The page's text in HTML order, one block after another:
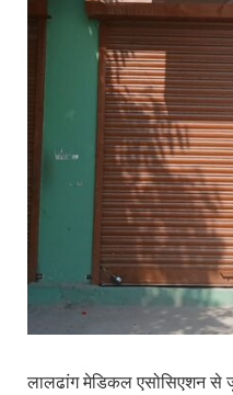
लालढांग मेडिकल एसोसिएशन से